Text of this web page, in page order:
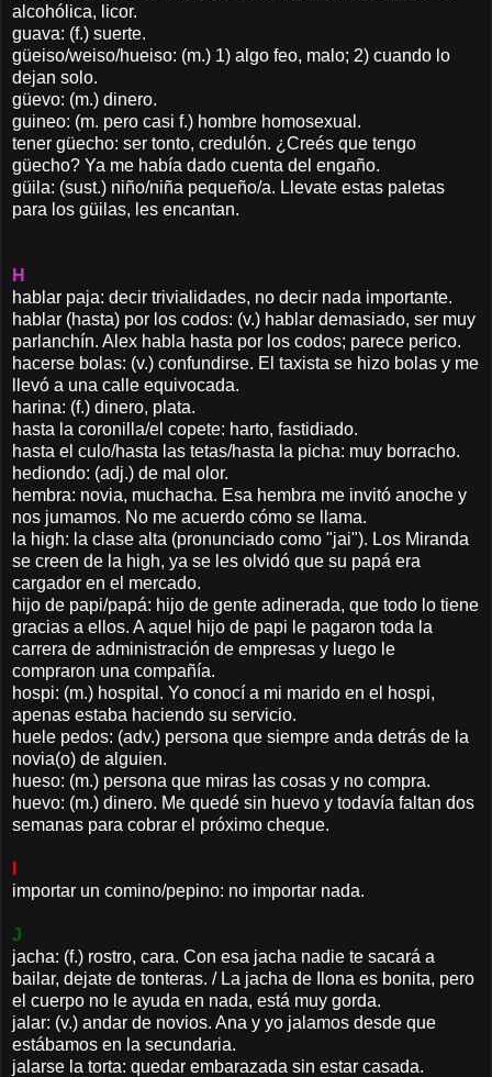
alcohólica, licor.
guava: (f.) suerte.
güeiso/weiso/hueiso: (m.) 1) algo feo, malo; 2) cuando lo
dejan solo.
güevo: (m.) dinero.
guineo: (m. pero casi f.) hombre homosexual.
tener güecho: ser tonto, credulón. ¿Creés que tengo
güecho? Ya me había dado cuenta del engaño.
güila: (sust.) niño/niña pequeño/a. Llevate estas paletas
para los güilas, les encantan.
H
hablar paja: decir trivialidades, no decir nada importante.
hablar (hasta) por los codos: (v.) hablar demasiado, ser muy
parlanchín. Alex habla hasta por los codos; parece perico.
hacerse bolas: (v.) confundirse. El taxista se hizo bolas y me
llevó a una calle equivocada.
harina: (f.) dinero, plata.
hasta la coronilla/el copete: harto, fastidiado.
hasta el culo/hasta las tetas/hasta la picha: muy borracho.
hediondo: (adj.) de mal olor.
hembra: novia, muchacha. Esa hembra me invitó anoche y
nos jumamos. No me acuerdo cómo se llama.
la high: la clase alta (pronunciado como "jai"). Los Miranda
se creen de la high, ya se les olvidó que su papá era
cargador en el mercado.
hijo de papi/papá: hijo de gente adinerada, que todo lo tiene
gracias a ellos. A aquel hijo de papi le pagaron toda la
carrera de administración de empresas y luego le
compraron una compañía.
hospi: (m.) hospital. Yo conocí a mi marido en el hospi,
apenas estaba haciendo su servicio.
huele pedos: (adv.) persona que siempre anda detrás de la
novia(o) de alguien.
hueso: (m.) persona que miras las cosas y no compra.
huevo: (m.) dinero. Me quedé sin huevo y todavía faltan dos
semanas para cobrar el próximo cheque.
importar un comino/pepino: no importar nada.
J
jacha: (f.) rostro, cara. Con esa jacha nadie te sacará a
bailar, dejate de tonteras. / La jacha de Ilona es bonita, pero
el cuerpo no le ayuda en nada, está muy gorda.
jalar: (v.) andar de novios. Ana y yo jalamos desde que
estábamos en la secundaria.
jalarse la torta: quedar embarazada sin estar casada.